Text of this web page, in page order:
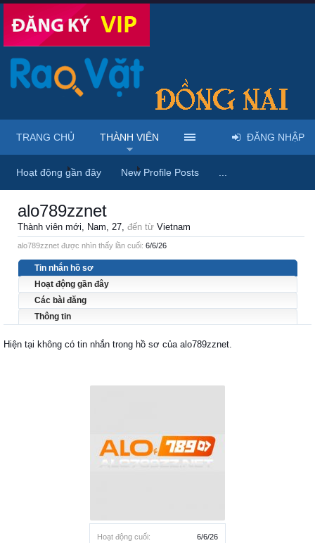
Trang chủ Thành viên alo789zznet
Hoạt động cuối:
6/6/26
alo789zznet
Thành viên mới, Nam, 27, đến từ Vietnam
alo789zznet được nhìn thấy lần cuối: 6/6/26
Tin nhắn hồ sơ
Hoạt động gần đây
Các bài đăng
Thông tin
Hiện tại không có tin nhắn trong hồ sơ của alo789zznet.
TRANG CHỦ THÀNH VIÊN
Hoạt động gần đây New Profile Posts
ĐĂNG NHẬP